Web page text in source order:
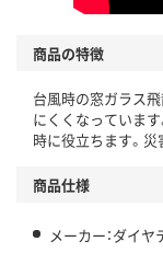
商品の特徴
台風時の窓ガラス
にくくなっていま
時に役立ちます。災
商品仕様
メーカー：ダイヤ